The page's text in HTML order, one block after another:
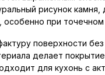
рисунок
особенно при
поверхности
делает
для кухонь с